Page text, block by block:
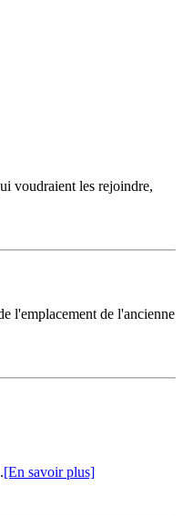
voudraient les rejoindre,
l'emplacement de l'ancienne
[En savoir plus]